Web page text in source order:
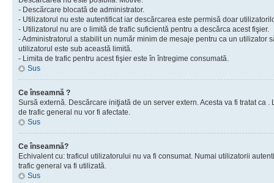
- Descărcare blocată de administrator.
- Utilizatorul nu este autentificat iar descărcarea este permisă doar
- Utilizatorul nu are o limită de trafic suficientă pentru a descărca acest fişier.
- Administratorul a stabilit un număr minim de mesaje pentru ca un utilizator
utilizatorul este sub această limită.
- Limita de trafic pentru acest fişier este în întregime consumată.
Sus
Ce înseamnă ?
Sursă externă. Descărcare iniţiată de un server extern. Acesta va fi tratat ca
de trafic general nu vor fi afectate.
Sus
Ce înseamnă?
Echivalent cu: traficul utilizatorului nu va fi consumat. Numai utilizatorii
trafic general va fi utilizată.
Sus